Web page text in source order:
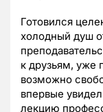
Готовился
холодный душ
к друзьям, уже
возможно
впервые
лекцию